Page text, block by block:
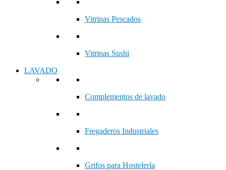
Vitrinas Pescados
Vitrinas Sushi
LAVADO
Complementos de lavado
Fregaderos Industriales
Grifos para Hostelería